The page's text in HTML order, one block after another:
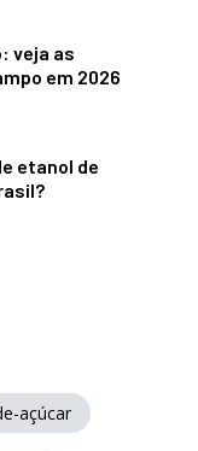
veja as
em 2026
etanol de
açúcar